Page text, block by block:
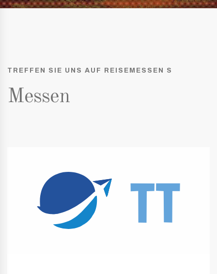
TREFFEN SIE UNS AUF REISEMESSEN S
Messen